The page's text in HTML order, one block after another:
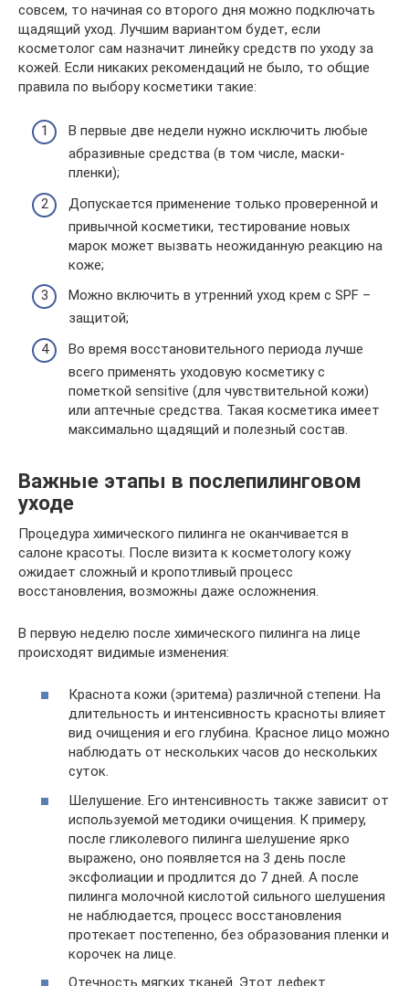
совсем, то начиная со второго дня можно подключать
щадящий уход. Лучшим вариантом будет, если
косметолог сам назначит линейку средств по уходу за
кожей. Если никаких рекомендаций не было, то общие
правила по выбору косметики такие:
В первые две недели нужно исключить любые
абразивные средства (в том числе, маски-
пленки);
Допускается применение только проверенной и
привычной косметики, тестирование новых
марок может вызвать неожиданную реакцию на
коже;
Можно включить в утренний уход крем с SPF –
защитой;
Во время восстановительного периода лучше
всего применять уходовую косметику с
пометкой sensitive (для чувствительной кожи)
или аптечные средства. Такая косметика имеет
максимально щадящий и полезный состав.
Важные этапы в послепилинговом
уходе
Процедура химического пилинга не оканчивается в
салоне красоты. После визита к косметологу кожу
ожидает сложный и кропотливый процесс
восстановления, возможны даже осложнения.
В первую неделю после химического пилинга на лице
происходят видимые изменения:
Краснота кожи (эритема) различной степени. На
длительность и интенсивность красноты влияет
вид очищения и его глубина. Красное лицо можно
наблюдать от нескольких часов до нескольких
суток.
Шелушение. Его интенсивность также зависит от
используемой методики очищения. К примеру,
после гликолевого пилинга шелушение ярко
выражено, оно появляется на 3 день после
эксфолиации и продлится до 7 дней. А после
пилинга молочной кислотой сильного шелушения
не наблюдается, процесс восстановления
протекает постепенно, без образования пленки и
корочек на лице.
Отечность мягких тканей. Этот дефект